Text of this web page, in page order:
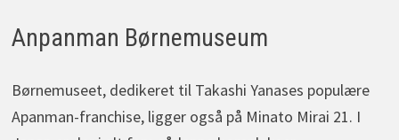
Anpanman Børnemuseum
Børnemuseet, dedikeret til Takashi Yanases populære
Apanman-franchise, ligger også på Minato Mirai 21. I